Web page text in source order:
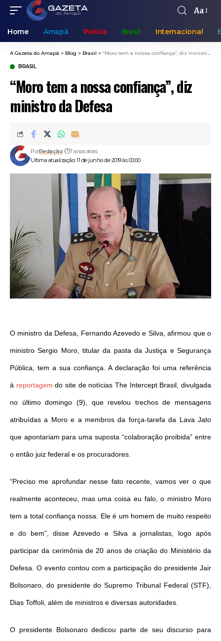
Aa
Home Amapá Polícia Brasil Internacional
A Gazeta do Amapá > Blog > Brasil > “Moro tem a nossa confiança”, diz ministro da Defesa
BRASIL
“Moro tem a nossa confiança”, diz
ministro da Defesa
Ultima atualização: 11 de junho de 2019 às 00:00
PorRedação 7 anos atrás
O ministro da Defesa, Fernando Azevedo e Silva, afirmou que o
ministro Sergio Moro, titular da pasta da Justiça e Segurança
Pública, tem a sua confiança. A declaração foi uma referência
à reportagem do site de notícias The Intercept Brasil, divulgada
no último domingo (9), que revelou trechos de mensagens
atribuídas a Moro e a membros da força-tarefa da Lava Jato
que apontariam para uma suposta “colaboração proibida” entre
o então juiz federal e os procuradores.
“Preciso me aprofundar nesse fato recente, vamos ver o que
realmente aconteceu, mas uma coisa eu falo, o ministro Moro
tem a total confiança nossa. Ele é um homem de muito respeito
e do bem”, disse Azevedo e Silva a jornalistas, logo após
participar da cerimônia de 20 anos de criação do Ministério da
Defesa. O evento contou com a participação do presidente Jair
Bolsonaro, do presidente do Supremo Tribunal Federal (STF),
Dias Toffoli, além de ministros e diversas autoridades.
O presidente Bolsonaro dedicou parte de seu discurso para